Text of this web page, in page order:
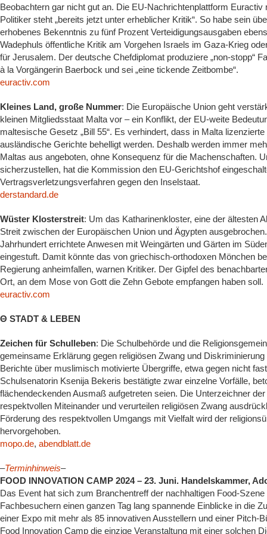
Beobachtern gar nicht gut an. Die EU-Nachrichtenplattform
Politiker steht „bereits jetzt unter erheblicher Kritik“. So habe sein
erhobenes Bekenntnis zu fünf Prozent Verteidigungsausgaben
Wadephuls öffentliche Kritik am Vorgehen Israels im Gaza-Krieg
für Jerusalem. Der deutsche Chefdiplomat produziere „non-stopp“
à la Vorgängerin Baerbock und sei „eine tickende Zeitbombe“.
euractiv.com
Kleines Land, große Nummer: Die Europäische Union geht
kleinen Mitgliedsstaat Malta vor – ein Konflikt, der EU-weite
maltesische Gesetz „Bill 55“. Es verhindert, dass in Malta
ausländische Gerichte behelligt werden. Deshalb werden immer
Maltas aus angeboten, ohne Konsequenz für die Machenschaften.
sicherzustellen, hat die Kommission den EU-Gerichtshof
Vertragsverletzungsverfahren gegen den Inselstaat.
derstandard.de
Wüster Klosterstreit: Um das Katharinenkloster, eine der ältesten
Streit zwischen der Europäischen Union und Ägypten
Jahrhundert errichtete Anwesen mit Weingärten und Gärten im
eingestuft. Damit könnte das von griechisch-orthodoxen Mönchen
Regierung anheimfallen, warnen Kritiker. Der Gipfel des
Ort, an dem Mose von Gott die Zehn Gebote empfangen haben soll.
euractiv.com
Θ STADT & LEBEN
Zeichen für Schulleben: Die Schulbehörde und die
gemeinsame Erklärung gegen religiösen Zwang und
Berichte über muslimisch motivierte Übergriffe, etwa gegen nicht
Schulsenatorin Ksenija Bekeris bestätigte zwar einzelne Vorfälle,
flächendeckenden Ausmaß aufgetreten seien. Die Unterzeichner
respektvollen Miteinander und verurteilen religiösen Zwang
Förderung des respektvollen Umgangs mit Vielfalt wird der
hervorgehoben.
mopo.de, abendblatt.de
–Terminhinweis–
FOOD INNOVATION CAMP 2024 – 23. Juni. Handelskammer,
Das Event hat sich zum Branchentreff der nachhaltigen Food-
Fachbesuchern einen ganzen Tag lang spannende Einblicke in die
einer Expo mit mehr als 85 innovativen Ausstellern und einer Pitch-
Food Innovation Camp die einzige Veranstaltung mit einer solchen